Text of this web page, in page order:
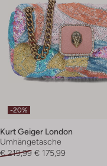
-20%
Kurt Geiger London
Umhängetasche
€ 219,99 € 175,99